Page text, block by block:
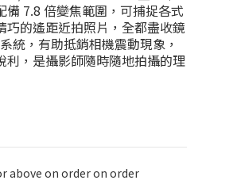
7.8 倍變焦範圍，可捕捉各式
的遙距近拍照片，全都盡收鏡
統，有助抵銷相機震動現象，
，是攝影師隨時隨地拍攝的理
above on order on order